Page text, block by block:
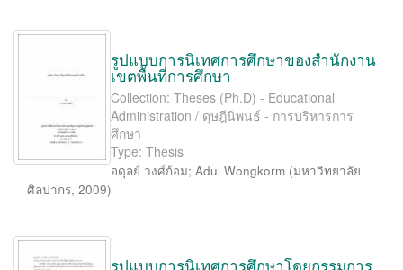
รูปแบบการนิเทศการศึกษาของสำนักงาน
เขตพื้นที่การศึกษา
Collection: Theses (Ph.D) - Educational
Administration / ดุษฎีนิพนธ์ - การบริหารการ
ศึกษา
Type: Thesis
อดุลย์ วงศ์ก้อม; Adul Wongkorm (มหาวิทยาลัย
ศิลปากร, 2009)
รูปแบบการนิเทศการศึกษาโดยกรรมการ